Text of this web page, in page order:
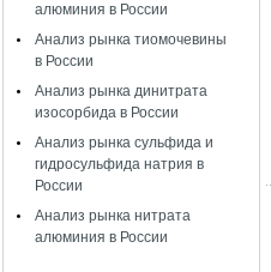
алюминия в России
Анализ рынка тиомочевины
в России
Анализ рынка динитрата
изосорбида в России
Анализ рынка сульфида и
гидросульфида натрия в
России
Анализ рынка нитрата
алюминия в России